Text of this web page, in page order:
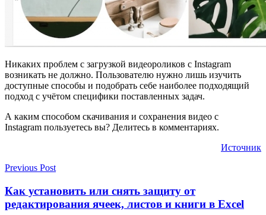
Никаких проблем с загрузкой видеороликов с Instagram
возникать не должно. Пользователю нужно лишь изучить
доступные способы и подобрать себе наиболее подходящий
подход с учётом специфики поставленных задач.
А каким способом скачивания и сохранения видео с
Instagram пользуетесь вы? Делитесь в комментариях.
Источник
Previous Post
Как установить или снять защиту от
редактирования ячеек, листов и книги в Excel